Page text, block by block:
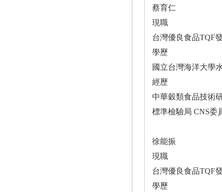
蔡育仁
現職
台灣優良食品TQF
學歷
國立台灣海洋大學
經歷
中華穀類食品技術
標準檢驗局 CNS委
徐能振
現職
台灣優良食品TQF
學歷